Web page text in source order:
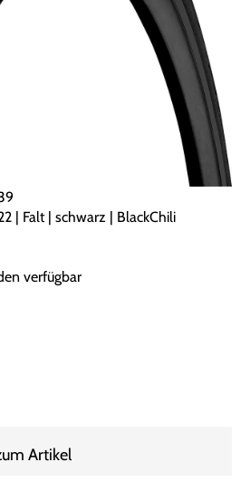
| Falt | schwarz | BlackChili
verfügbar
Artikel